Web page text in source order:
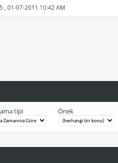
, 01-07-2011 10:42 AM
tipi Önek